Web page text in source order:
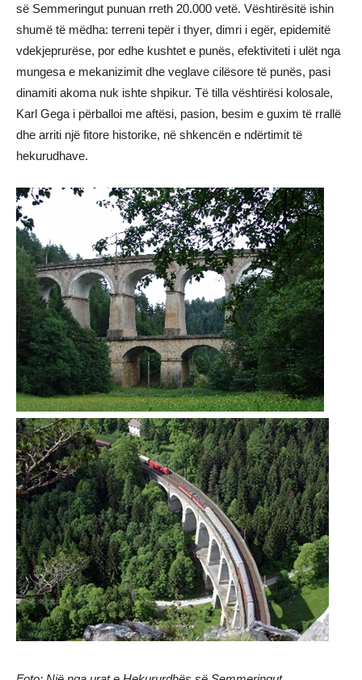
së Semmeringut punuan rreth 20.000 vetë. Vështirësitë ishin
shumë të mëdha: terreni tepër i thyer, dimri i egër, epidemitë
vdekjeprurëse, por edhe kushtet e punës, efektiviteti i ulët nga
mungesa e mekanizimit dhe veglave cilësore të punës, pasi
dinamiti akoma nuk ishte shpikur. Të tilla vështirësi kolosale,
Karl Gega i përballoi me aftësi, pasion, besim e guxim të rrallë
dhe arriti një fitore historike, në shkencën e ndërtimit të
hekurudhave.